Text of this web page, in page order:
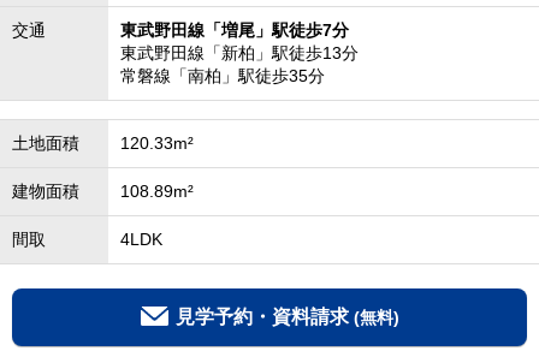
交通
東武野田線「増尾」駅徒歩7分
東武野田線「新柏」駅徒歩13分
常磐線「南柏」駅徒歩35分
土地面積 120.33m²
建物面積 108.89m²
間取 4LDK
見学予約・資料請求 (無料)